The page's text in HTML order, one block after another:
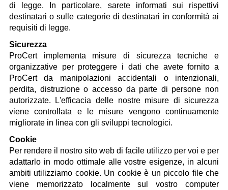
di legge. In particolare, sarete informati sui rispettivi
destinatari o sulle categorie di destinatari in conformità ai
requisiti di legge.
Sicurezza
ProCert implementa misure di sicurezza tecniche e
organizzative per proteggere i dati che avete fornito a
ProCert da manipolazioni accidentali o intenzionali,
perdita, distruzione o accesso da parte di persone non
autorizzate. L'efficacia delle nostre misure di sicurezza
viene controllata e le misure vengono continuamente
migliorate in linea con gli sviluppi tecnologici.
Cookie
Per rendere il nostro sito web di facile utilizzo per voi e per
adattarlo in modo ottimale alle vostre esigenze, in alcuni
ambiti utilizziamo cookie. Un cookie è un piccolo file che
viene memorizzato localmente sul vostro computer